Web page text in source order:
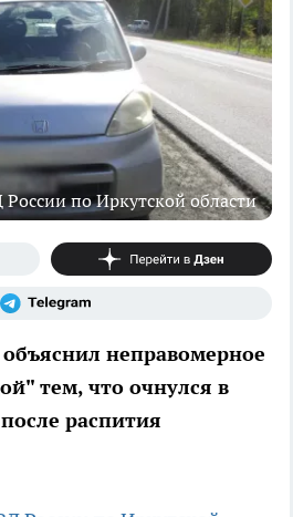
по Иркутской области
неправомерное
тем, что очнулся в
распития